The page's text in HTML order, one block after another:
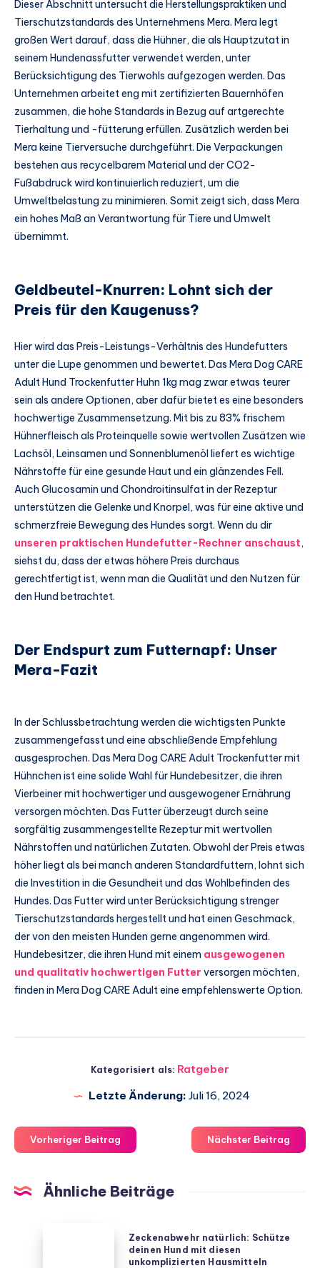
Dieser Abschnitt untersucht die Herstellungspraktiken und
Tierschutzstandards des Unternehmens Mera. Mera legt
großen Wert darauf, dass die Hühner, die als Hauptzutat in
seinem Hundenassfutter verwendet werden, unter
Berücksichtigung des Tierwohls aufgezogen werden. Das
Unternehmen arbeitet eng mit zertifizierten Bauernhöfen
zusammen, die hohe Standards in Bezug auf artgerechte
Tierhaltung und -fütterung erfüllen. Zusätzlich werden bei
Mera keine Tierversuche durchgeführt. Die Verpackungen
bestehen aus recycelbarem Material und der CO2-
Fußabdruck wird kontinuierlich reduziert, um die
Umweltbelastung zu minimieren. Somit zeigt sich, dass Mera
ein hohes Maß an Verantwortung für Tiere und Umwelt
übernimmt.
Geldbeutel-Knurren: Lohnt sich der
Preis für den Kaugenuss?
Hier wird das Preis-Leistungs-Verhältnis des Hundefutters
unter die Lupe genommen und bewertet. Das Mera Dog CARE
Adult Hund Trockenfutter Huhn 1kg mag zwar etwas teurer
sein als andere Optionen, aber dafür bietet es eine besonders
hochwertige Zusammensetzung. Mit bis zu 83% frischem
Hühnerfleisch als Proteinquelle sowie wertvollen Zusätzen wie
Lachsöl, Leinsamen und Sonnenblumenöl liefert es wichtige
Nährstoffe für eine gesunde Haut und ein glänzendes Fell.
Auch Glucosamin und Chondroitinsulfat in der Rezeptur
unterstützen die Gelenke und Knorpel, was für eine aktive und
schmerzfreie Bewegung des Hundes sorgt. Wenn du dir
unseren praktischen Hundefutter-Rechner anschaust,
siehst du, dass der etwas höhere Preis durchaus
gerechtfertigt ist, wenn man die Qualität und den Nutzen für
den Hund betrachtet.
Der Endspurt zum Futternapf: Unser
Mera-Fazit
In der Schlussbetrachtung werden die wichtigsten Punkte
zusammengefasst und eine abschließende Empfehlung
ausgesprochen. Das Mera Dog CARE Adult Trockenfutter mit
Hühnchen ist eine solide Wahl für Hundebesitzer, die ihren
Vierbeiner mit hochwertiger und ausgewogener Ernährung
versorgen möchten. Das Futter überzeugt durch seine
sorgfältig zusammengestellte Rezeptur mit wertvollen
Nährstoffen und natürlichen Zutaten. Obwohl der Preis etwas
höher liegt als bei manch anderen Standardfuttern, lohnt sich
die Investition in die Gesundheit und das Wohlbefinden des
Hundes. Das Futter wird unter Berücksichtigung strenger
Tierschutzstandards hergestellt und hat einen Geschmack,
der von den meisten Hunden gerne angenommen wird.
Hundebesitzer, die ihren Hund mit einem ausgewogenen
und qualitativ hochwertigen Futter versorgen möchten,
finden in Mera Dog CARE Adult eine empfehlenswerte Option.
Kategorisiert als: Ratgeber
Letzte Änderung: Juli 16, 2024
Vorheriger Beitrag Nächster Beitrag
Ähnliche Beiträge
Zeckenabwehr natürlich: Schütze
deinen Hund mit diesen
unkomplizierten Hausmitteln